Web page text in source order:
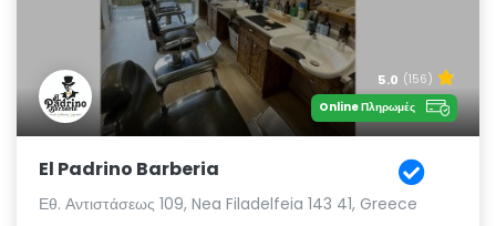
5.0 (156)
Online Πληρωμές
El Padrino Barberia
Εθ. Αντιστάσεως 109, Nea Filadelfeia 143 41, Greece